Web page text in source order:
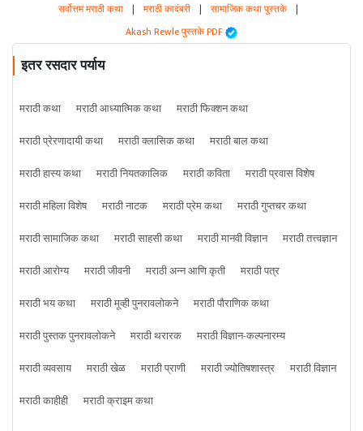
सर्वोत्तम मराठी कथा | मराठी कादंबरी | सामाजिक कथा पुस्तके |
Akash Rewle पुस्तके PDF
इतर रसदार पर्याय
मराठी कथा मराठी आध्यात्मिक कथा
मराठी फिक्शन कथा
मराठी प्रेरणादायी कथा
मराठी क्लासिक कथा
मराठी बाल कथा
मराठी हास्य कथा
मराठी नियतकालिक मराठी कविता
मराठी प्रवास विशेष
मराठी महिला विशेष
मराठी नाटक मराठी प्रेम कथा
मराठी गुप्तचर कथा
मराठी सामाजिक कथा
मराठी साहसी कथा मराठी मानवी विज्ञान
मराठी तत्त्वज्ञान
मराठी आरोग्य
मराठी जीवनी मराठी अन्न आणि कृती
मराठी पत्र
मराठी भय कथा
मराठी मूव्ही पुनरावलोकने
मराठी पौराणिक कथा
मराठी पुस्तक पुनरावलोकने
मराठी थरारक
मराठी विज्ञान-कल्पनारम्य
मराठी व्यवसाय
मराठी खेळ मराठी प्राणी मराठी ज्योतिषशास्त्र
मराठी विज्ञान
मराठी काहीही
मराठी क्राइम कथा